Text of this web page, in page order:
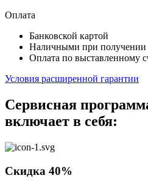
Оплата
Банковской картой
Наличными при получении
Оплата по выставленному
Условия расширенной гарантии
Сервисная
включает в себя:
Скидка 40%